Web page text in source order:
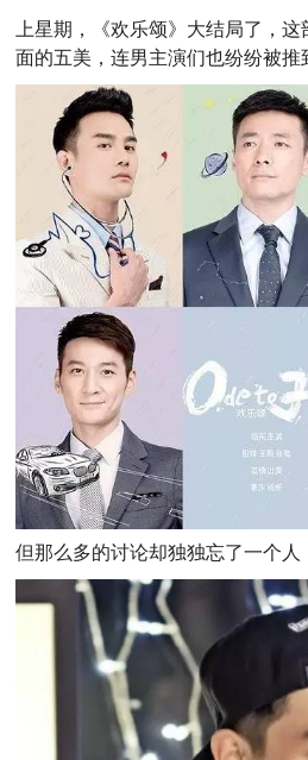
上星期，《欢乐颂》大结局了，这
面的五美，连男主演们也纷纷被推
但那么多的讨论却独独忘了一个人